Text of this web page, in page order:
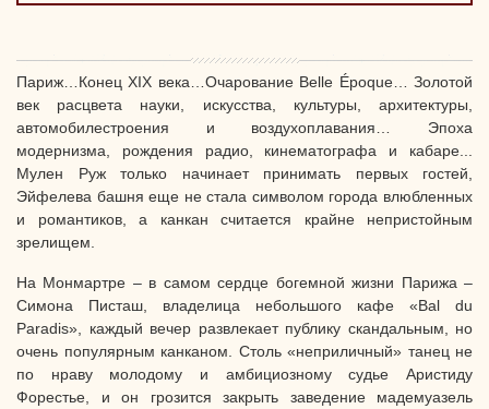
Париж…Конец XIX века…Очарование Belle Époque… Золотой
век расцвета науки, искусства, культуры, архитектуры,
автомобилестроения и воздухоплавания… Эпоха
модернизма, рождения радио, кинематографа и кабаре...
Мулен Руж только начинает принимать первых гостей,
Эйфелева башня еще не стала символом города влюбленных
и романтиков, а канкан считается крайне непристойным
зрелищем.
На Монмартре – в самом сердце богемной жизни Парижа –
Симона Писташ, владелица небольшого кафе «Bal du
Paradis», каждый вечер развлекает публику скандальным, но
очень популярным канканом. Столь «неприличный» танец не
по нраву молодому и амбициозному судье Аристиду
Форестье, и он грозится закрыть заведение мадемуазель